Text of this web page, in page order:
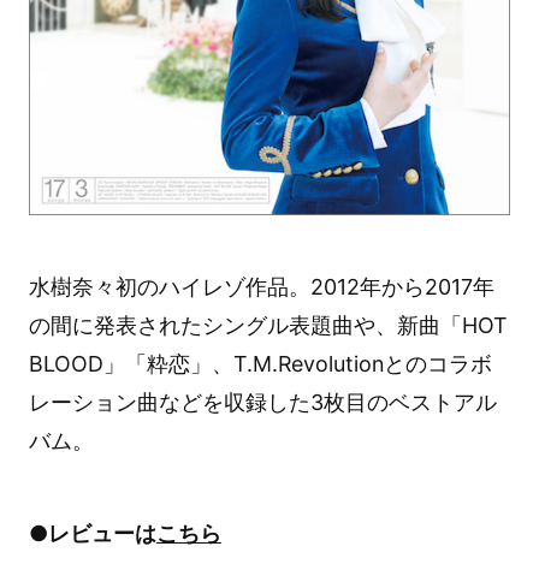
水樹奈々初のハイレゾ作品。2012年から2017年
の間に発表されたシングル表題曲や、新曲「HOT
BLOOD」「粋恋」、T.M.Revolutionとのコラボ
レーション曲などを収録した3枚目のベストアル
バム。
●レビューはこちら